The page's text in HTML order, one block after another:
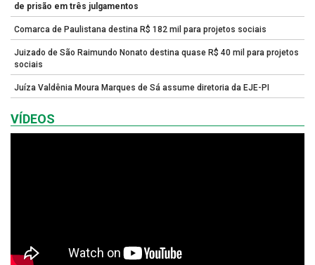
de prisão em três julgamentos
Comarca de Paulistana destina R$ 182 mil para projetos sociais
Juizado de São Raimundo Nonato destina quase R$ 40 mil para projetos
sociais
Juíza Valdênia Moura Marques de Sá assume diretoria da EJE-PI
VÍDEOS